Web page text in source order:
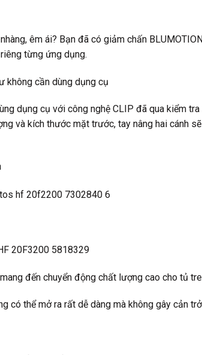
êm ái? Bạn đã có giảm chấn
từng ứng dụng.
không cần dùng dụng cụ
dụng cụ với công nghệ CLIP đã qua kiểm
và kích thước mặt trước, tay nâng hai cánh
20F3200 5818329
đến chuyển động chất lượng cao cho tủ
có thể mở ra rất dễ dàng mà không gây cản trở